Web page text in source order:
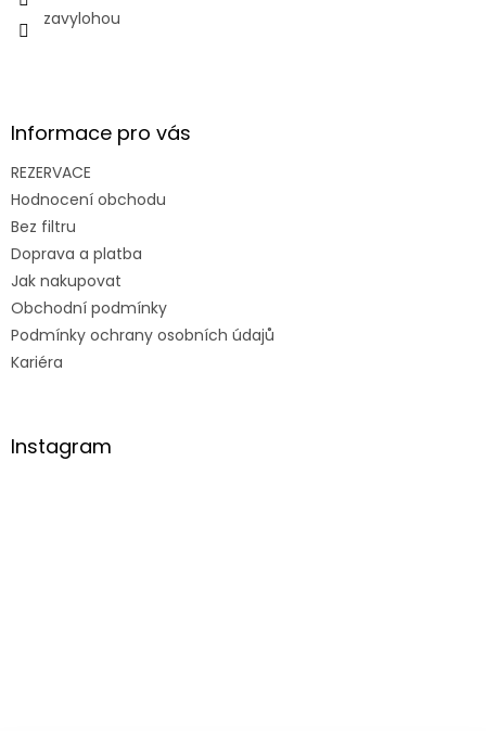
zavylohou
Informace pro vás
REZERVACE
Hodnocení obchodu
Bez filtru
Doprava a platba
Jak nakupovat
Obchodní podmínky
Podmínky ochrany osobních údajů
Kariéra
Instagram